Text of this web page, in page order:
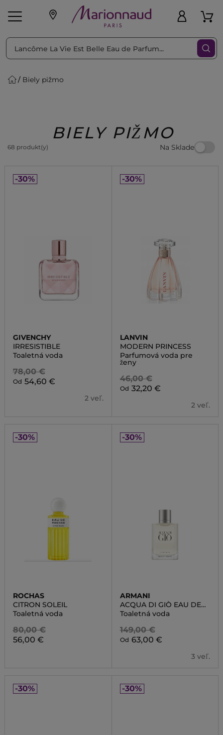
pleť Líčenie
Beauty
Biely pižmo
BIELY PIŽMO
68 produkt(y) Na Sklade
Triediť podľa Filtrovať
-30%
GIVENCHY
IRRESISTIBLE
Toaletná voda
78,00 €
Od 54,60 €
2 veľ.
-30%
LANVIN
MODERN PRINCESS
Parfumová voda pre
ženy
46,00 €
Od 32,20 €
2 veľ.
-30%
ROCHAS
CITRON SOLEIL
Toaletná voda
80,00 €
56,00 €
-30%
ARMANI
ACQUA DI GIÒ EAU DE
TOILETTE
Toaletná voda
149,00 €
Od 63,00 €
3 veľ.
-30% -30%